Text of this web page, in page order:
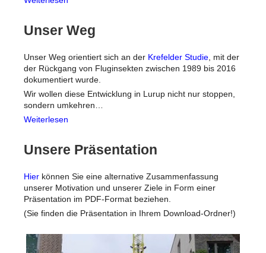
Unser Weg
Unser Weg orientiert sich an der Krefelder Studie, mit der
der Rückgang von Fluginsekten zwischen 1989 bis 2016
dokumentiert wurde.
Wir wollen diese Entwicklung in Lurup nicht nur stoppen,
sondern umkehren…
Weiterlesen
Unsere Präsentation
Hier können Sie eine alternative Zusammenfassung
unserer Motivation und unserer Ziele in Form einer
Präsentation im PDF-Format beziehen.
(Sie finden die Präsentation in Ihrem Download-Ordner!)